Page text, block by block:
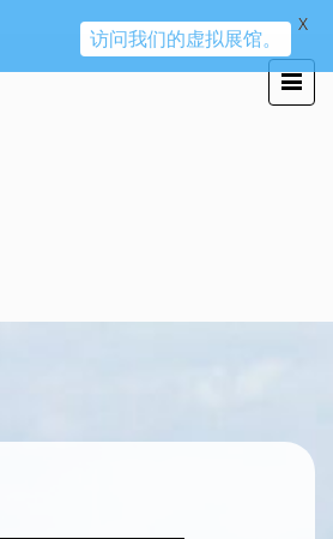
访问我们的虚拟展馆。
X